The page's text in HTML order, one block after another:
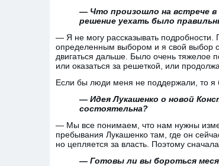
— Что произошло на встрече в
решение уехать было
— Я не могу рассказывать подробности.
определенным выбором и я свой выбор
двигаться дальше. Было очень тяжелое
или оказаться за решеткой, или
Если бы люди меня не поддержали, то я
— Идея Лукашенко о новой
состоятельна?
— Мы все понимаем, что нам нужны
пребывания Лукашенко там, где он
но цепляется за власть. Поэтому
— Готовы ли вы бороться